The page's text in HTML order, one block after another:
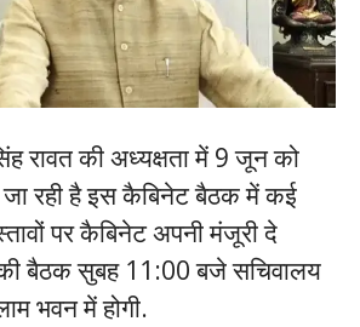
रावत की अध्यक्षता में 9 जून को
रही है इस कैबिनेट बैठक में कई
पर कैबिनेट अपनी मंजूरी दे
बैठक सुबह 11:00 बजे सचिवालय
भवन में होगी.